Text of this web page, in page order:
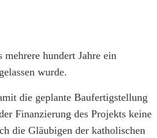
hundert Jahre ein
wurde.
die geplante Baufertigstellung
Finanzierung des Projekts keine
die Gläubigen der katholischen